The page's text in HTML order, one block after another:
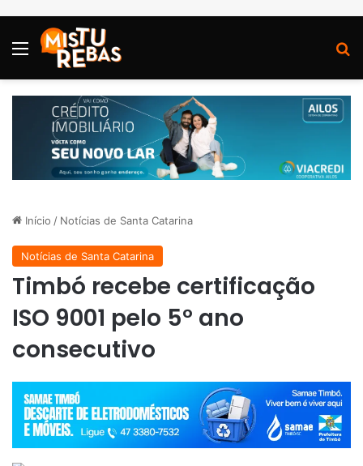
Menu
Início / Notícias de Santa Catarina
Notícias de Santa Catarina
Timbó recebe certificação
ISO 9001 pelo 5° ano
consecutivo